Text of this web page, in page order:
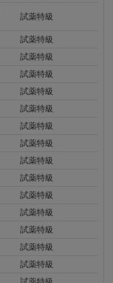
試薬特級
試薬特級
試薬特級
試薬特級
試薬特級
試薬特級
試薬特級
試薬特級
試薬特級
試薬特級
試薬特級
試薬特級
試薬特級
試薬特級
試薬特級